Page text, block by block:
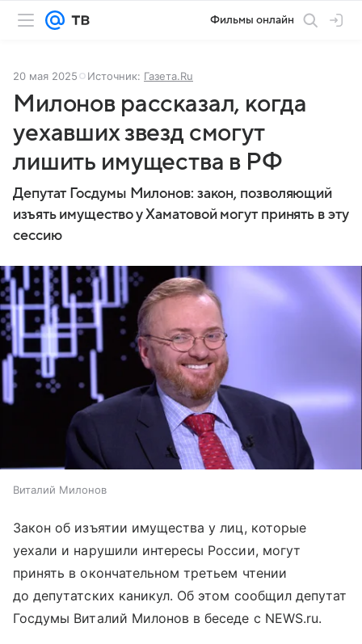
Фильмы онлайн
20 мая 2025 Источник: Газета.Ru
Милонов рассказал, когда
уехавших звезд смогут
лишить имущества в РФ
Депутат Госдумы Милонов: закон, позволяющий
изъять имущество у Хаматовой могут принять в эту
сессию
Виталий Милонов
Закон об изъятии имущества у лиц, которые
уехали и нарушили интересы России, могут
принять в окончательном третьем чтении
до депутатских каникул. Об этом сообщил депутат
Госдумы Виталий Милонов в беседе с NEWS.ru.